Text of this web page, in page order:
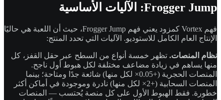
Frogger Jump: الآليات الأساسية
فهم Vortex كمزود يعني فهم Frogger Jump، حيث أن اللعبة هي حاليًا
الإنتاج العام الكامل للاستوديو. الآليات التي تحدد المنتج:
نظام المنصات. تظهر خمسة أنواع من السطح عبر حقل القفز، كل
منها يساهم في زيادة مضاعف مختلفة لكل هبوط أول ناجح.
المنصات الحجرية (+0.05× لكل منها) شائعة جدًا ومتاحة؛ بينما
المنصات السحابية (+2× لكل منها) نادرة وموجودة في أماكن أكثر
خطورة. فقط الهبوط الأول على كل منصة يُحتسب — المنصات